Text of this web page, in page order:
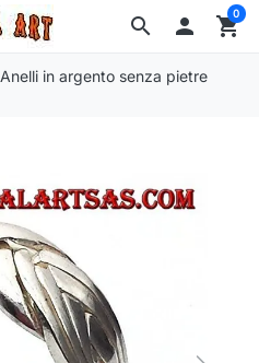
search  shopping_cart
0
Anelli in argento senza pietre